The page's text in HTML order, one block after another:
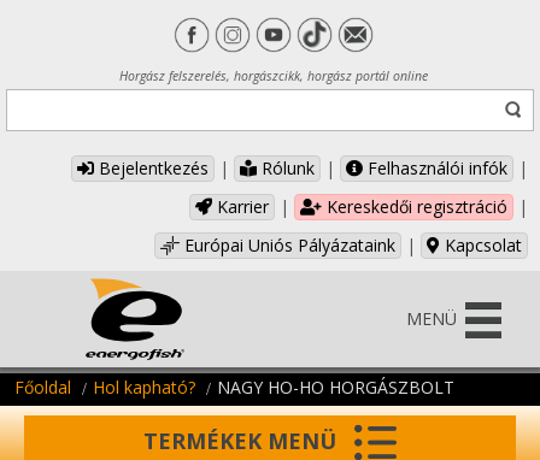
Horgász felszerelés, horgászcikk, horgász portál online
Bejelentkezés | Rólunk | Felhasználói infók
|
Karrier
| Kereskedői regisztráció
|
Európai Uniós Pályázataink
| Kapcsolat
MENÜ
Főoldal Hol kapható? NAGY HO-HO HORGÁSZBOLT
TERMÉKEK MENÜ